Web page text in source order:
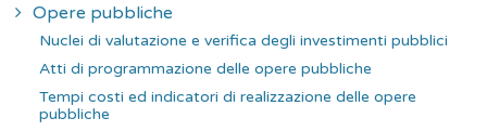
Opere pubbliche
Nuclei di valutazione e verifica degli investimenti pubblici
Atti di programmazione delle opere pubbliche
Tempi costi ed indicatori di realizzazione delle opere
pubbliche